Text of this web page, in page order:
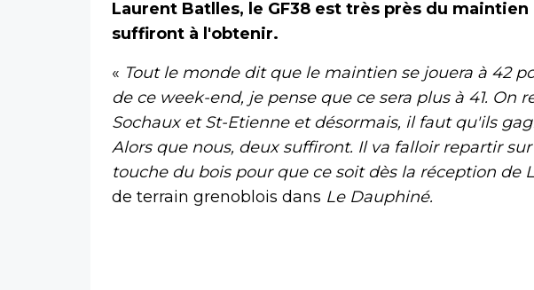
Laurent Batlles, le GF38 est très près du
suffiront à l'obtenir.
« Tout le monde dit que le maintien se jouera à 42
de ce week-end, je pense que ce sera plus à 41. On
Sochaux et St-Etienne et désormais, il faut qu'ils
Alors que nous, deux suffiront. Il va falloir repartir
touche du bois pour que ce soit dès la réception de
de terrain grenoblois dans Le Dauphiné.